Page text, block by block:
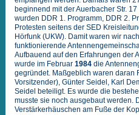
beginnend mit der Auerbacher Str.
wurden DDR 1. Programm, DDR 2.
Protesten seitens der SED
Hörfunk (UKW). Damit waren wir
funktionierende
Aufbauend auf den Erfahrungen der
wurde im Februar 1984die
gegründet. Maßgeblich waren daran
Vorsitzender), Günter Seidel, Karl
Seidel beteiligt. Es wurde die
musste sie noch ausgebaut werden.
Verstärkerhäuschen am Fuße der